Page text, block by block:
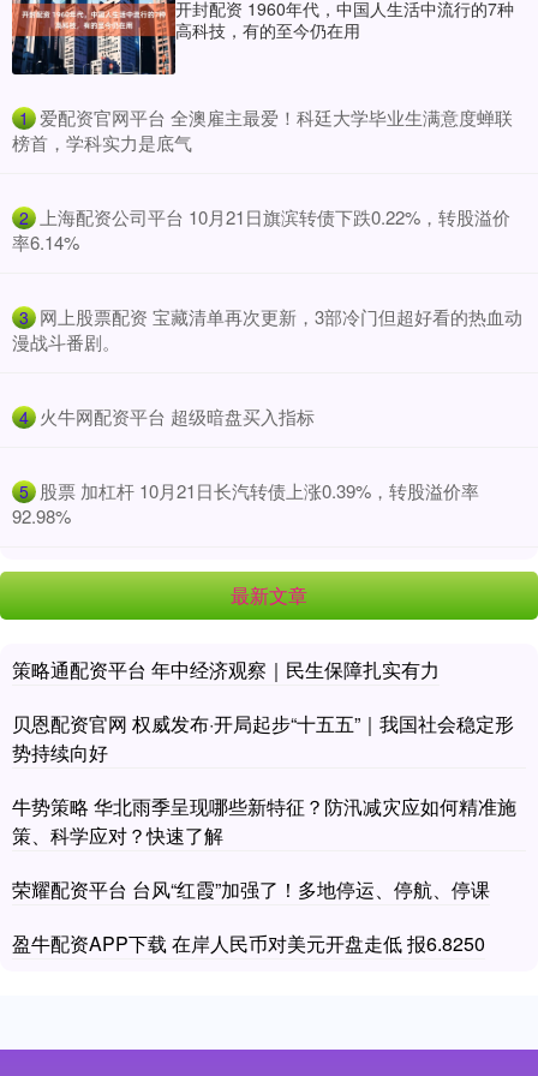
开封配资 1960年代，中国人生活中流行的7种
高科技，有的至今仍在用
1 ​爱配资官网平台 全澳雇主最爱！科廷大学毕业生满意度蝉联
榜首，学科实力是底气
2
​上海配资公司平台 10月21日旗滨转债下跌0.22%，转股溢价
率6.14%
3 ​网上股票配资 宝藏清单再次更新，3部冷门但超好看的热血动
漫战斗番剧。
4 ​火牛网配资平台 超级暗盘买入指标
5 ​股票 加杠杆 10月21日长汽转债上涨0.39%，转股溢价率
92.98%
最新文章
策略通配资平台 年中经济观察｜民生保障扎实有力
贝恩配资官网 权威发布·开局起步“十五五”｜我国社会稳定形
势持续向好
牛势策略 华北雨季呈现哪些新特征？防汛减灾应如何精准施
策、科学应对？快速了解
荣耀配资平台 台风“红霞”加强了！多地停运、停航、停课
盈牛配资APP下载 在岸人民币对美元开盘走低 报6.8250